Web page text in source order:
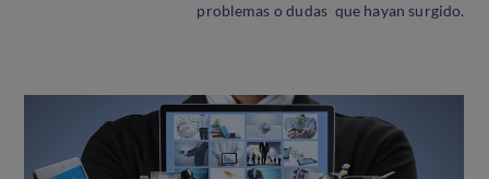
problemas o dudas que hayan surgido.